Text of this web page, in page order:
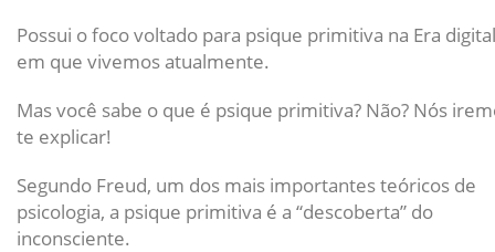
Possui o foco voltado para psique primitiva na Era digital
em que vivemos atualmente.
Mas você sabe o que é psique primitiva? Não? Nós
te explicar!
Segundo Freud, um dos mais importantes teóricos de
psicologia, a psique primitiva é a “descoberta” do
inconsciente.